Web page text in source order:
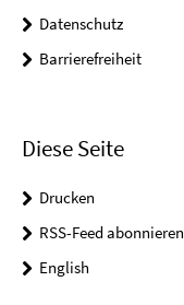
Datenschutz
Barrierefreiheit
Diese Seite
Drucken
RSS-Feed abonnieren
English